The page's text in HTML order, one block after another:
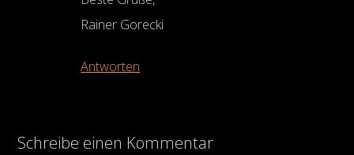
Rainer Gorecki
Antworten
Schreibe einen Kommentar